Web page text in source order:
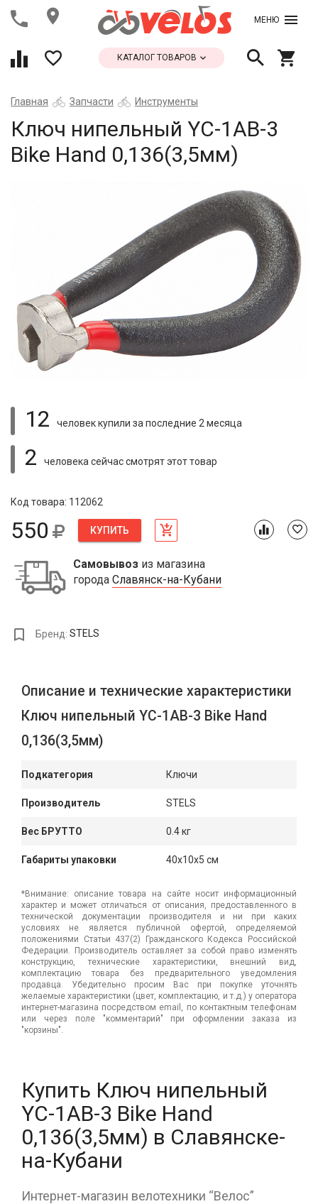
МЕНЮ
КАТАЛОГ ТОВАРОВ
Главная Запчасти Инструменты
Ключ нипельный YC-1AB-3
Bike Hand 0,136(3,5мм)
12 человек купили за последние 2 месяца
2 человека сейчас смотрятэтот товар
Код товара: 112062
550 КУПИТЬ
Самовывоз из магазина
города Славянск-на-Кубани
Бренд: STELS
Описание и технические характеристики
Ключ нипельный YC-1AB-3 Bike Hand
0,136(3,5мм)
Подкатегория Ключи
Производитель STELS
Вес БРУТТО 0.4 кг
Габариты упаковки 40x10x5 см
*Внимание: описание товара на сайте носит информационный
характер и может отличаться от описания, предоставленного в
технической документации производителя и ни при каких
условиях не является публичной офертой, определяемой
положениями Статьи 437(2) Гражданского Кодекса Российской
Федерации. Производитель оставляет за собой право изменять
конструкцию, технические характеристики, внешний вид,
комплектацию товара без предварительного уведомления
продавца. Убедительно просим Вас при покупке уточнять
желаемые характеристики (цвет, комплектацию, и т.д.) у оператора
интернет-магазина посредством email, по контактным телефонам
или через поле "комментарий" при оформлении заказа из
"корзины".
Купить Ключ нипельный
YC-1AB-3 Bike Hand
0,136(3,5мм) в Славянске-
на-Кубани
Интернет-магазин велотехники “Велос”